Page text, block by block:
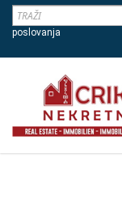
poslovanja